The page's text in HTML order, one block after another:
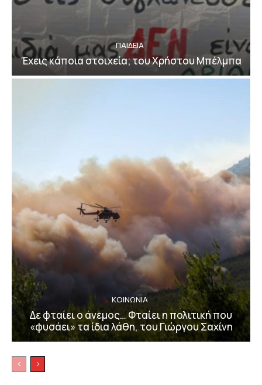
ΠΑΙΔΕΙΑ
Έχεις κάποια στοιχεία; του Χρήστου Μπέλμπα
ΚΟΙΝΩΝΙΑ
Δε φταίει ο άνεμος… Φταίει η πολιτική που
«φυσάει» τα ίδια λάθη, του Γιώργου Σαχίνη